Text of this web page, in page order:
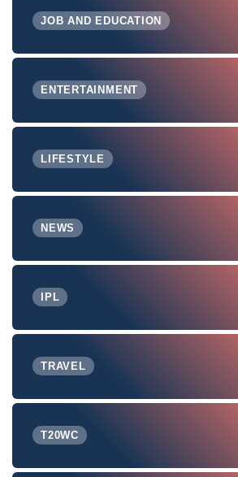
JOB AND EDUCATION
ENTERTAINMENT
LIFESTYLE
NEWS
IPL
TRAVEL
T20WC